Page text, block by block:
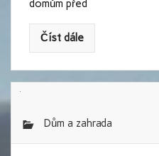
domům před
Číst dále
Dům a zahrada